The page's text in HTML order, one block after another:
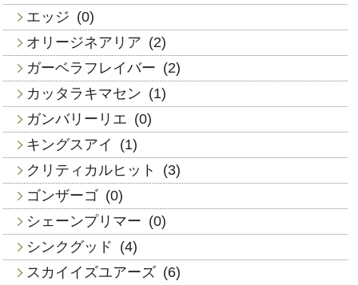
エッジ (0)
オリージネアリア (2)
ガーベラフレイバー (2)
カッタラキマセン (1)
ガンバリーリエ (0)
キングスアイ
(1)
クリティカルヒット
(3)
ゴンザーゴ (0)
シェーンプリマー (0)
シンクグッド (4)
スカイイズユアーズ (6)